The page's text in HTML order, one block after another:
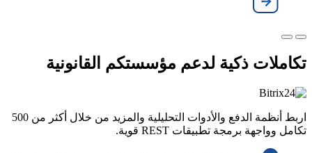
تكاملات ذكية لدعم مؤسستكم القانونية
اربط أنظمة الدفع والأدوات التحليلية والمزيد من خلال أكثر من 500
تكامل وواجهة برمجة تطبيقات REST قوية.